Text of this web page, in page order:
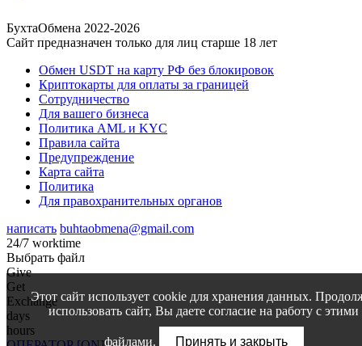
БухтаОбмена 2022-2026
Сайт предназначен только для лиц старше 18 лет
Обмен USDT на карту РФ без блокировок
Криптокарты для оплаты за границей
Сотрудничество
Для вашего бизнеса
Политика AML и KYC
Правила сайта
Предупреждение
Карта сайта
Политика
Для правохранительных органов
написать buhtaobmena@gmail.com
24/7 worktime
Выбрать файл
Give
Get
Exchange
days
hours
Этот сайт использует cookie для хранения данных.
использовать сайт, Вы даете согласие на работу с этими
файлами. Принять и закрыть